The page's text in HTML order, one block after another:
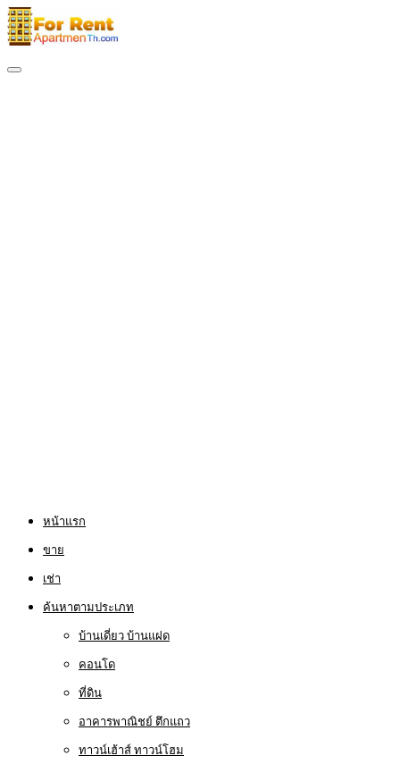
หน้าแรก
ขาย
เช่า
ค้นหาตามประเภท
บ้านเดี่ยว บ้านแฝด
คอนโด
ที่ดิน
อาคารพาณิชย์ ตึกแถว
ทาวน์เฮ้าส์ ทาวน์โฮม